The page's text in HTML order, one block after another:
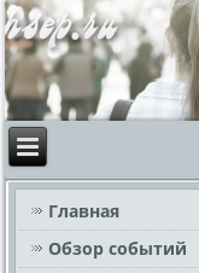
Главная
Обзор событий